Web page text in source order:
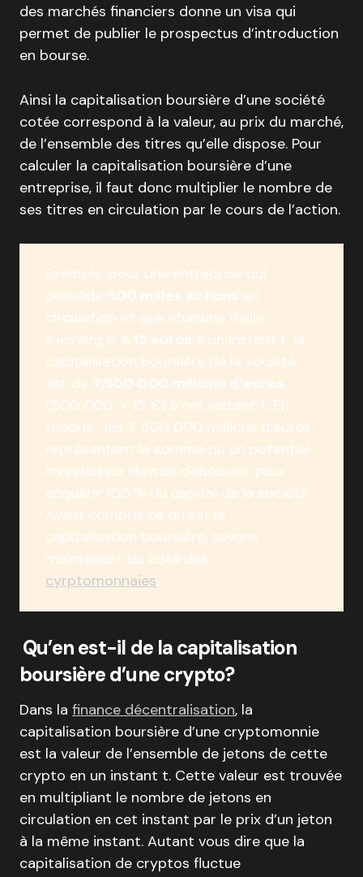
des marchés financiers donne un visa qui
permet de publier le prospectus d’introduction
en bourse.
Ainsi la capitalisation boursière d’une société
cotée correspond à la valeur, au prix du marché,
de l’ensemble des titres qu’elle dispose. Pour
calculer la capitalisation boursière d’une
entreprise, il faut donc multiplier le nombre de
ses titres en circulation par le cours de l’action.
Exemple: pour une entreprise qui
possède 500 milles actions en
circulation et que chacune d’elle
s’échange à 15 euros à un instant t, la
capitalisation boursière de la société
est de 7,500 000 millions d’euros
(500 000 x 15 €) à cet instant t. En
théorie, les 7, 500 000 millions d’euros
représentent la somme qu’un potentiel
investisseur devrait débourser pour
acquérir 100 % du capital de la société.
Ayant compris ce qu’est la
capitalisation boursière, soyons
maintenant du côté des
cyrptomonnaies
Qu’en est-il de la capitalisation
boursière d’une crypto?
Dans la finance décentralisation, la
capitalisation boursière d’une cryptomonnie
est la valeur de l’ensemble de jetons de cette
crypto en un instant t. Cette valeur est trouvée
en multipliant le nombre de jetons en
circulation en cet instant par le prix d’un jeton
à la même instant. Autant vous dire que la
capitalisation de cryptos fluctue